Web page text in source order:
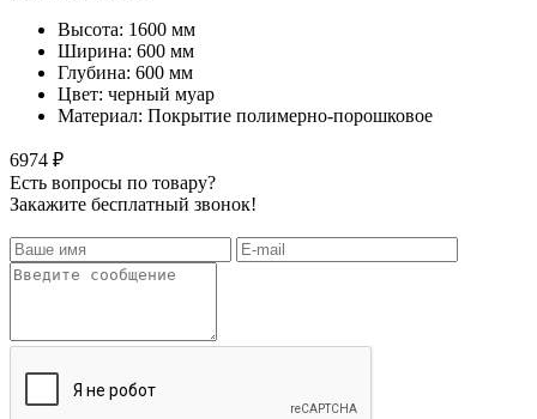
Высота: 1600 мм
Ширина: 600 мм
Глубина: 600 мм
Цвет: черный муар
Материал: Покрытие полимерно-порошковое
6974 ₽
Есть вопросы по товару?
Закажите бесплатный звонок!